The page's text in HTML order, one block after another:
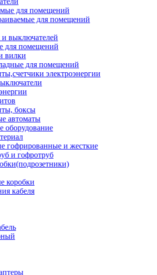
для помещений
для помещений
и выключателей
для помещений
вилки
для помещений
электроэнергии
боксы
автоматы
оборудование
гофрированные и жесткие
и гофротруб
коробки
кабеля